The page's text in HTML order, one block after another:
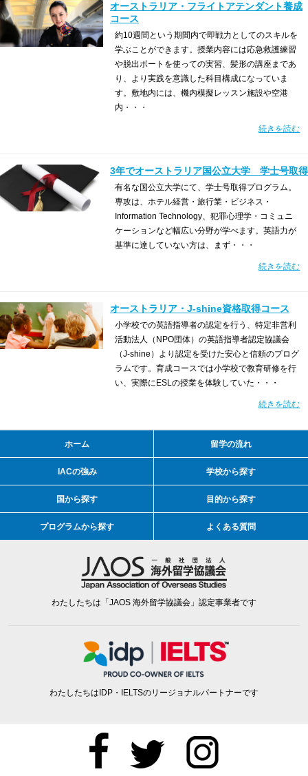
オーストラリア・フライトアテンダント養成
コース
約10週間という期間内で即戦力としてのスキルを
学ぶことができます。授業内容には応急救護練習
や脱出ボートを使っての実習、髪形の講座まであ
り、より実践を意識した科目構成になっていま
す。敷地内には、機内模擬レッスン施設や空港
内・・・
続きを読む
3年でオーストラリア国公立大学 学士号取得
有名な国公立大学にて、学士号取得プログラム。
専攻は、ホテル経営・旅行業・ビジネス・
Information Technology、犯罪心理学・コミュニ
ケーションなど幅広い分野が学べます。英語力が
基準に達していない方は、まず・・・
続きを読む
オーストラリア・J-shine資格取得コース
小学校での英語指導者の認定を行う、特定非営利
活動法人（NPO団体）の英語指導者認定協議会
（J-shine）より認定を受けた安心と信頼のプログ
ラムです。育成コースでは小学校で教育研修を行
い、実際にESLの授業を体験していた・・・
続きを読む
ホーム 留学の流れ
IACの強み 学校から探す
国から探す 目的から探す
プログラムから探す よくある質問
わたしたちは「JAOS 海外留学協議会」認定事業者です
わたしたちはIDP・IELTSのリージョナルパートナーです